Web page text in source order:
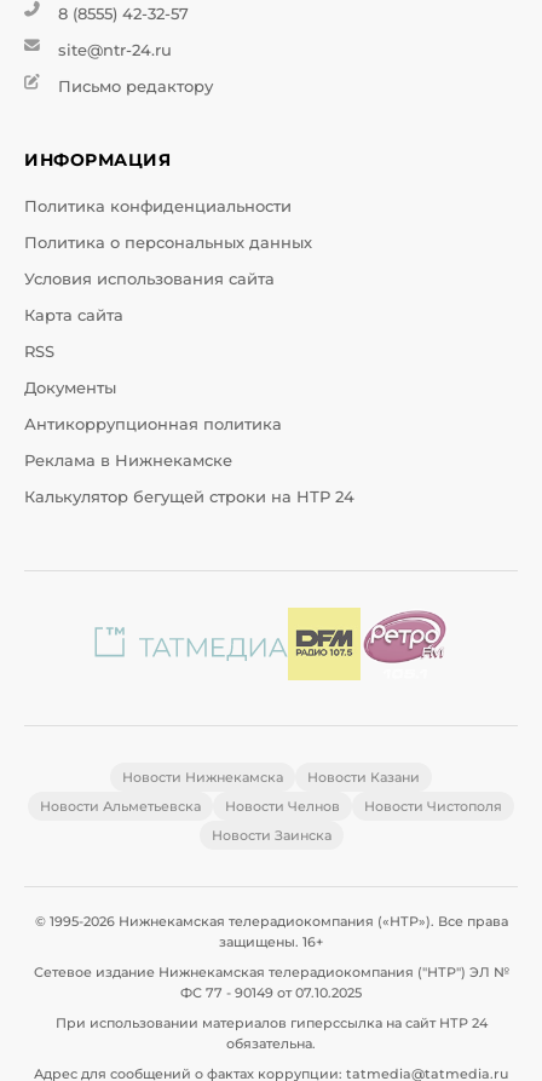
8 (8555) 42-32-57
site@ntr-24.ru
Письмо редактору
ИНФОРМАЦИЯ
Политика конфиденциальности
Политика о персональных данных
Условия использования сайта
Карта сайта
RSS
Документы
Антикоррупционная политика
Реклама в Нижнекамске
Калькулятор бегущей строки на НТР 24
Новости Нижнекамска
Новости Казани
Новости Альметьевска
Новости Челнов
Новости Чистополя
Новости Заинска
© 1995-2026 Нижнекамская телерадиокомпания («НТР»). Все права
защищены. 16+
Сетевое издание Нижнекамская телерадиокомпания ("НТР") ЭЛ №
ФС 77 - 90149 от 07.10.2025
При использовании материалов гиперссылка на сайт НТР 24
обязательна.
Адрес для сообщений о фактах коррупции: tatmedia@tatmedia.ru